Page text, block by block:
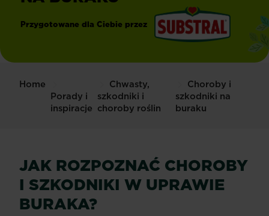
Przygotowane dla Ciebie przez
Home
Porady i
inspiracje
Chwasty,
szkodniki i
choroby roślin
Choroby i
szkodniki na
buraku
JAK ROZPOZNAĆ CHOROBY
I SZKODNIKI W UPRAWIE
BURAKA?